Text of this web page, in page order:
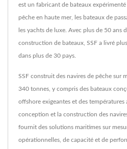
est un fabricant de bateaux
pêche en haute mer, les bateaux de
les yachts de luxe. Avec plus de 50 ans
construction de bateaux, SSF a livré
dans plus de 30 pays.
SSF construit des navires de pêche sur
340 tonnes, y compris des bateaux
offshore exigeantes et des températures
conception et la construction des
fournit des solutions maritimes sur
opérationnelles, de capacité et de